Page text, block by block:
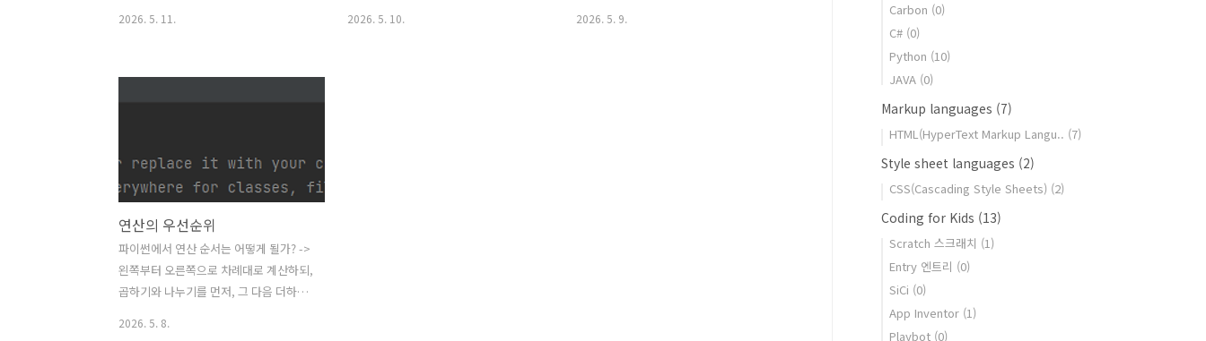
당한다 라는 의미이다. weather = '맑
를 하면, weather라는 변수에 저장된 맑
음이 출력된다.
2026. 5. 11. 2026. 5. 10. 2026. 5. 9.
연산의 우선순위
파이썬에서 연산 순서는 어떻게 될가? ->
왼쪽부터 오른쪽으로 차례대로 계산하되,
곱하기와 나누기를 먼저, 그 다음 더하기
2026. 5. 8.
Carbon (0)
C# (0)
Python (10)
JAVA (0)
Markup languages (7)
HTML(HyperText Markup Langu.. (7)
Style sheet languages (2)
CSS(Cascading Style Sheets) (2)
Coding for Kids (13)
Scratch 스크래치 (1)
Entry 엔트리 (0)
SiCi (0)
App Inventor (1)
Playbot (0)